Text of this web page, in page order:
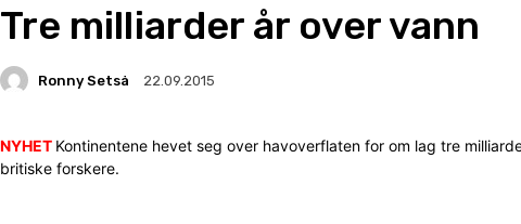
Tre milliarder år over vann
Ronny Setså 22.09.2015
NYHET Kontinentene hevet seg over havoverflaten for om lag tre
britiske forskere.